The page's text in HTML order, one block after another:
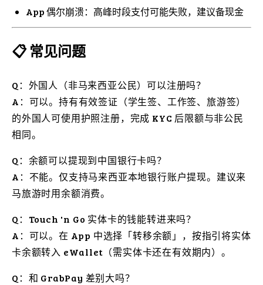
App 偶尔崩溃：高峰时段支付可能失败，建议备现金
📋 常见问题
Q：外国人（非马来西亚公民）可以注册吗？
A：可以。持有有效签证（学生签、工作签、旅游签）
的外国人可使用护照注册，完成 KYC 后限额与非公民
相同。
Q：余额可以提现到中国银行卡吗？
A：不能。仅支持马来西亚本地银行账户提现。建议来
马旅游时用余额消费。
Q：Touch 'n Go 实体卡的钱能转进来吗？
A：可以。在 App 中选择「转移余额」，按指引将实体
卡余额转入 eWallet（需实体卡还在有效期内）。
Q：和 GrabPay 差别大吗？